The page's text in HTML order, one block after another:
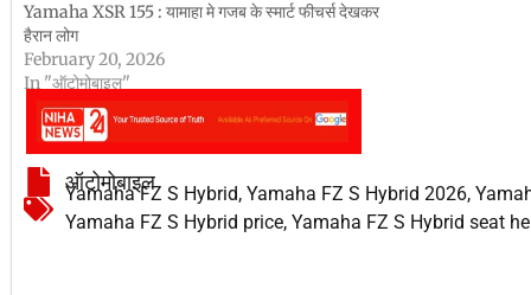
Yamaha XSR 155 : यामाहा मे गजब के स्मार्ट फीचर्स देखकर
हैरान लोग
February 20, 2026
In "ऑटोमोबाइल"
ऑटोमोबाइल
Yamaha FZ S Hybrid, Yamaha FZ S Hybrid 2026,
Yamaha FZ S Hybrid price, Yamaha FZ S Hybrid seat